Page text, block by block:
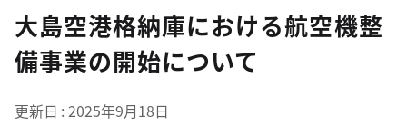
大島空港格納庫における航空機整
備事業の開始について
更新日 2025年9月18日